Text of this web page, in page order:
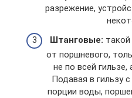
разрежение,
Штанговые:
от поршневого,
не по всей
Подавая в гильзу
порции воды,